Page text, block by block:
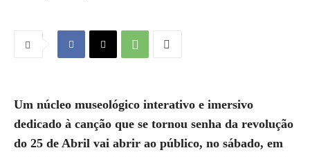
Um núcleo museológico interativo e imersivo
dedicado à canção que se tornou senha da revolução
do 25 de Abril vai abrir ao público, no sábado, em